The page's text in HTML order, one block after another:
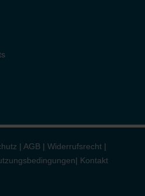
| AGB| Widerrufsrecht|
| Kontakt